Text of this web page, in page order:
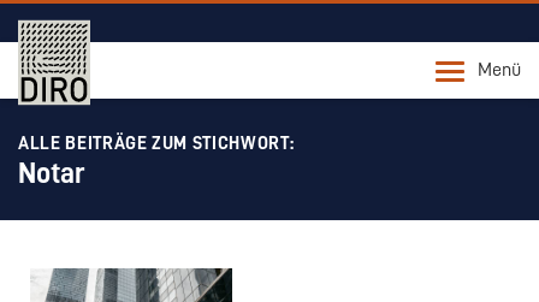
Menü
ALLE BEITRÄGE ZUM STICHWORT:
Notar